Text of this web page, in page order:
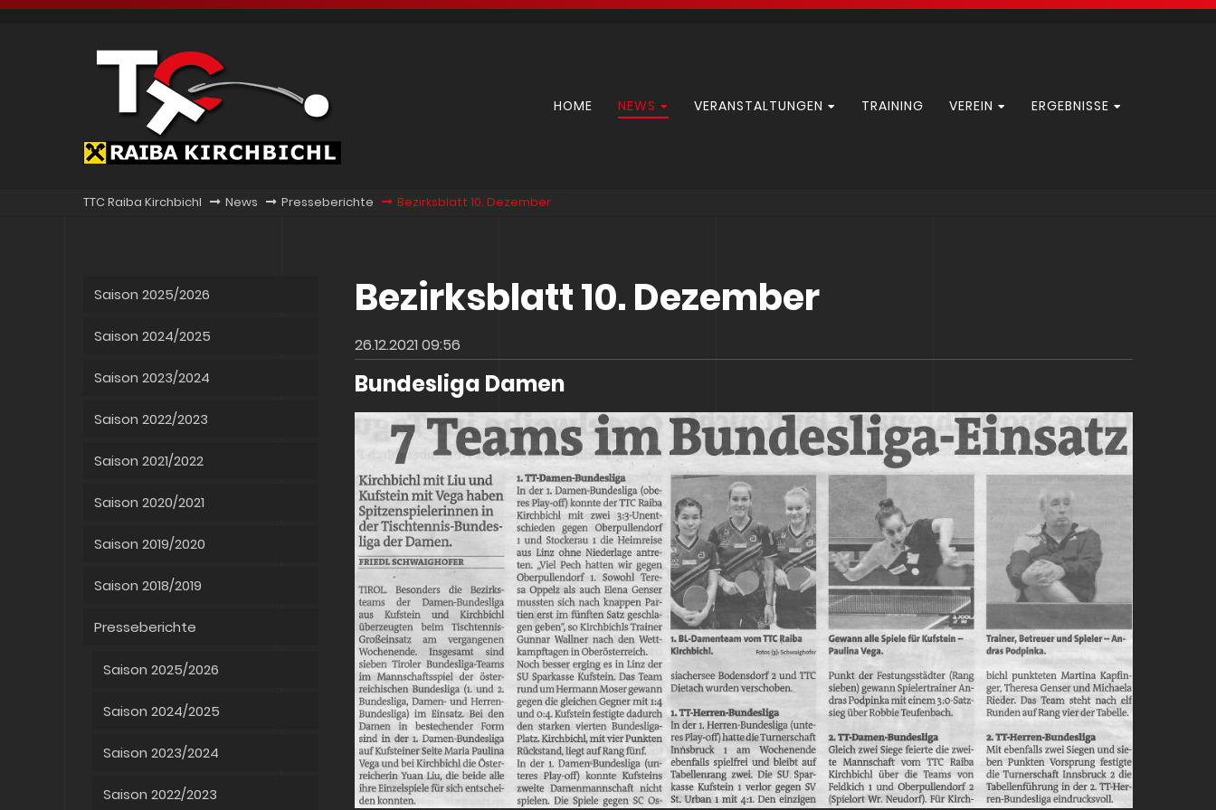
Navigation
überspringen
HOME NEWS VERANSTALTUNGEN TRAINING VEREIN ERGEBNISSE
TTC Raiba Kirchbichl News Presseberichte Bezirksblatt 10. Dezember
Bezirksblatt 10. Dezember
26.12.2021 09:56
Bundesliga Damen
Saison 2025/2026
Saison 2024/2025
Saison 2023/2024
Saison 2022/2023
Saison 2021/2022
Saison 2020/2021
Saison 2019/2020
Saison 2018/2019
Presseberichte
Saison 2025/2026
Saison 2024/2025
Saison 2023/2024
Saison 2022/2023